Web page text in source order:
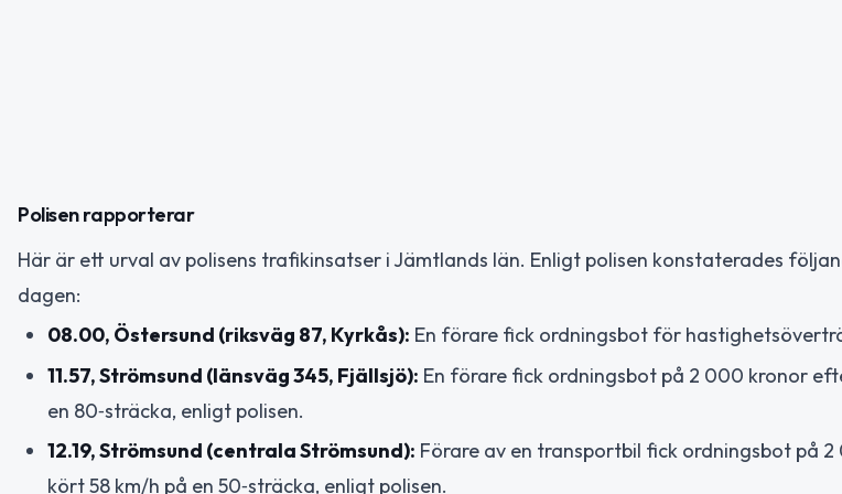
Polisen rapporterar
Här är ett urval av polisens trafikinsatser i Jämtlands län. Enligt polisen konstaterades
dagen:
08.00, Östersund (riksväg 87, Kyrkås): En förare fick ordningsbot för
11.57, Strömsund (länsväg 345, Fjällsjö): En förare fick ordningsbot på 2 000 kronor
en 80‑sträcka, enligt polisen.
12.19, Strömsund (centrala Strömsund): Förare av en transportbil fick ordningsbot på
kört 58 km/h på en 50‑sträcka, enligt polisen.